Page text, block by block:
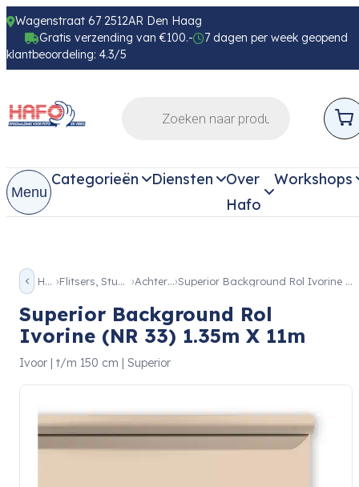
Wagenstraat 67 2512AR Den Haag
Gratis verzending van €100.-
7 dagen per week geopend
klantbeoordeling: 4.3/5
Menu
Categorieën Diensten
Over
Hafo
Workshops
Home Flitsers, Studio & Licht Achtergrond Superior Background Rol Ivorine (NR 33) 1.35m X 11m
Superior Background Rol
Ivorine (NR 33) 1.35m X 11m
Ivoor | t/m 150 cm | Superior